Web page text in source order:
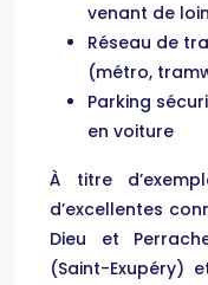
venant de loin
Réseau de
(métro,
Parking
en voiture
À titre
d’excellentes
Dieu et
(Saint-Exupéry)